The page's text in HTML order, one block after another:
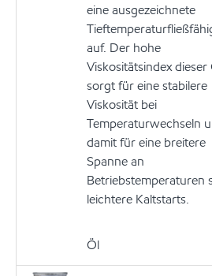
eine ausgezeichnete
auf. Der hohe
Viskositätsindex dieser
sorgt für eine stabilere
Viskosität bei
Temperaturwechseln
damit für eine breitere
Spanne an
Betriebstemperaturen
leichtere Kaltstarts.
Öl